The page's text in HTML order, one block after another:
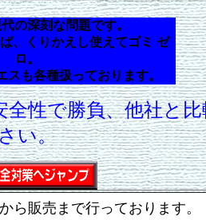
の深刻な問題です。
、くりかえし使えてゴミ ゼ
ロ。
スも各種扱っております。
性で勝負、他社と
い。
ら販売まで行っております。